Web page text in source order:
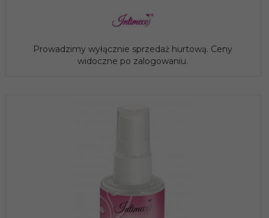
Prowadzimy wyłącznie sprzedaż hurtową. Ceny
widoczne po zalogowaniu.